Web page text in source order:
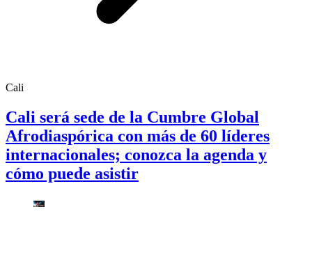
Cali
Cali será sede de la Cumbre Global
Afrodiaspórica con más de 60 líderes
internacionales; conozca la agenda y
cómo puede asistir